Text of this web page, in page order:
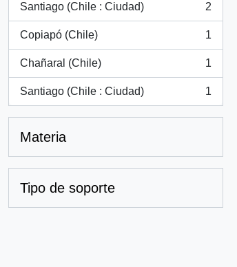
Santiago (Chile : Ciudad)
, 2 resultados
2
Copiapó (Chile)
, 1 resultados
1
Chañaral (Chile)
, 1 resultados
1
Santiago (Chile : Ciudad)
, 1 resultados
1
Materia
Tipo de soporte